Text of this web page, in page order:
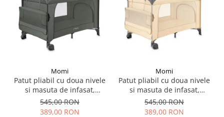
Momi
Patut pliabil cu doua nivele
si masuta de infasat,
60x120 cm, Momi, Belove
Plus - Green
545,00 RON
389,00 RON
Momi
Patut pliabil cu doua nivele
si masuta de infasat,
60x120 cm, Momi, Belove
Plus -Beige
545,00 RON
389,00 RON